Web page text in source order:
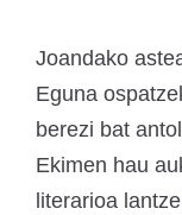
Joandako
Eguna
berezi bat
Ekimen hau
literarioa